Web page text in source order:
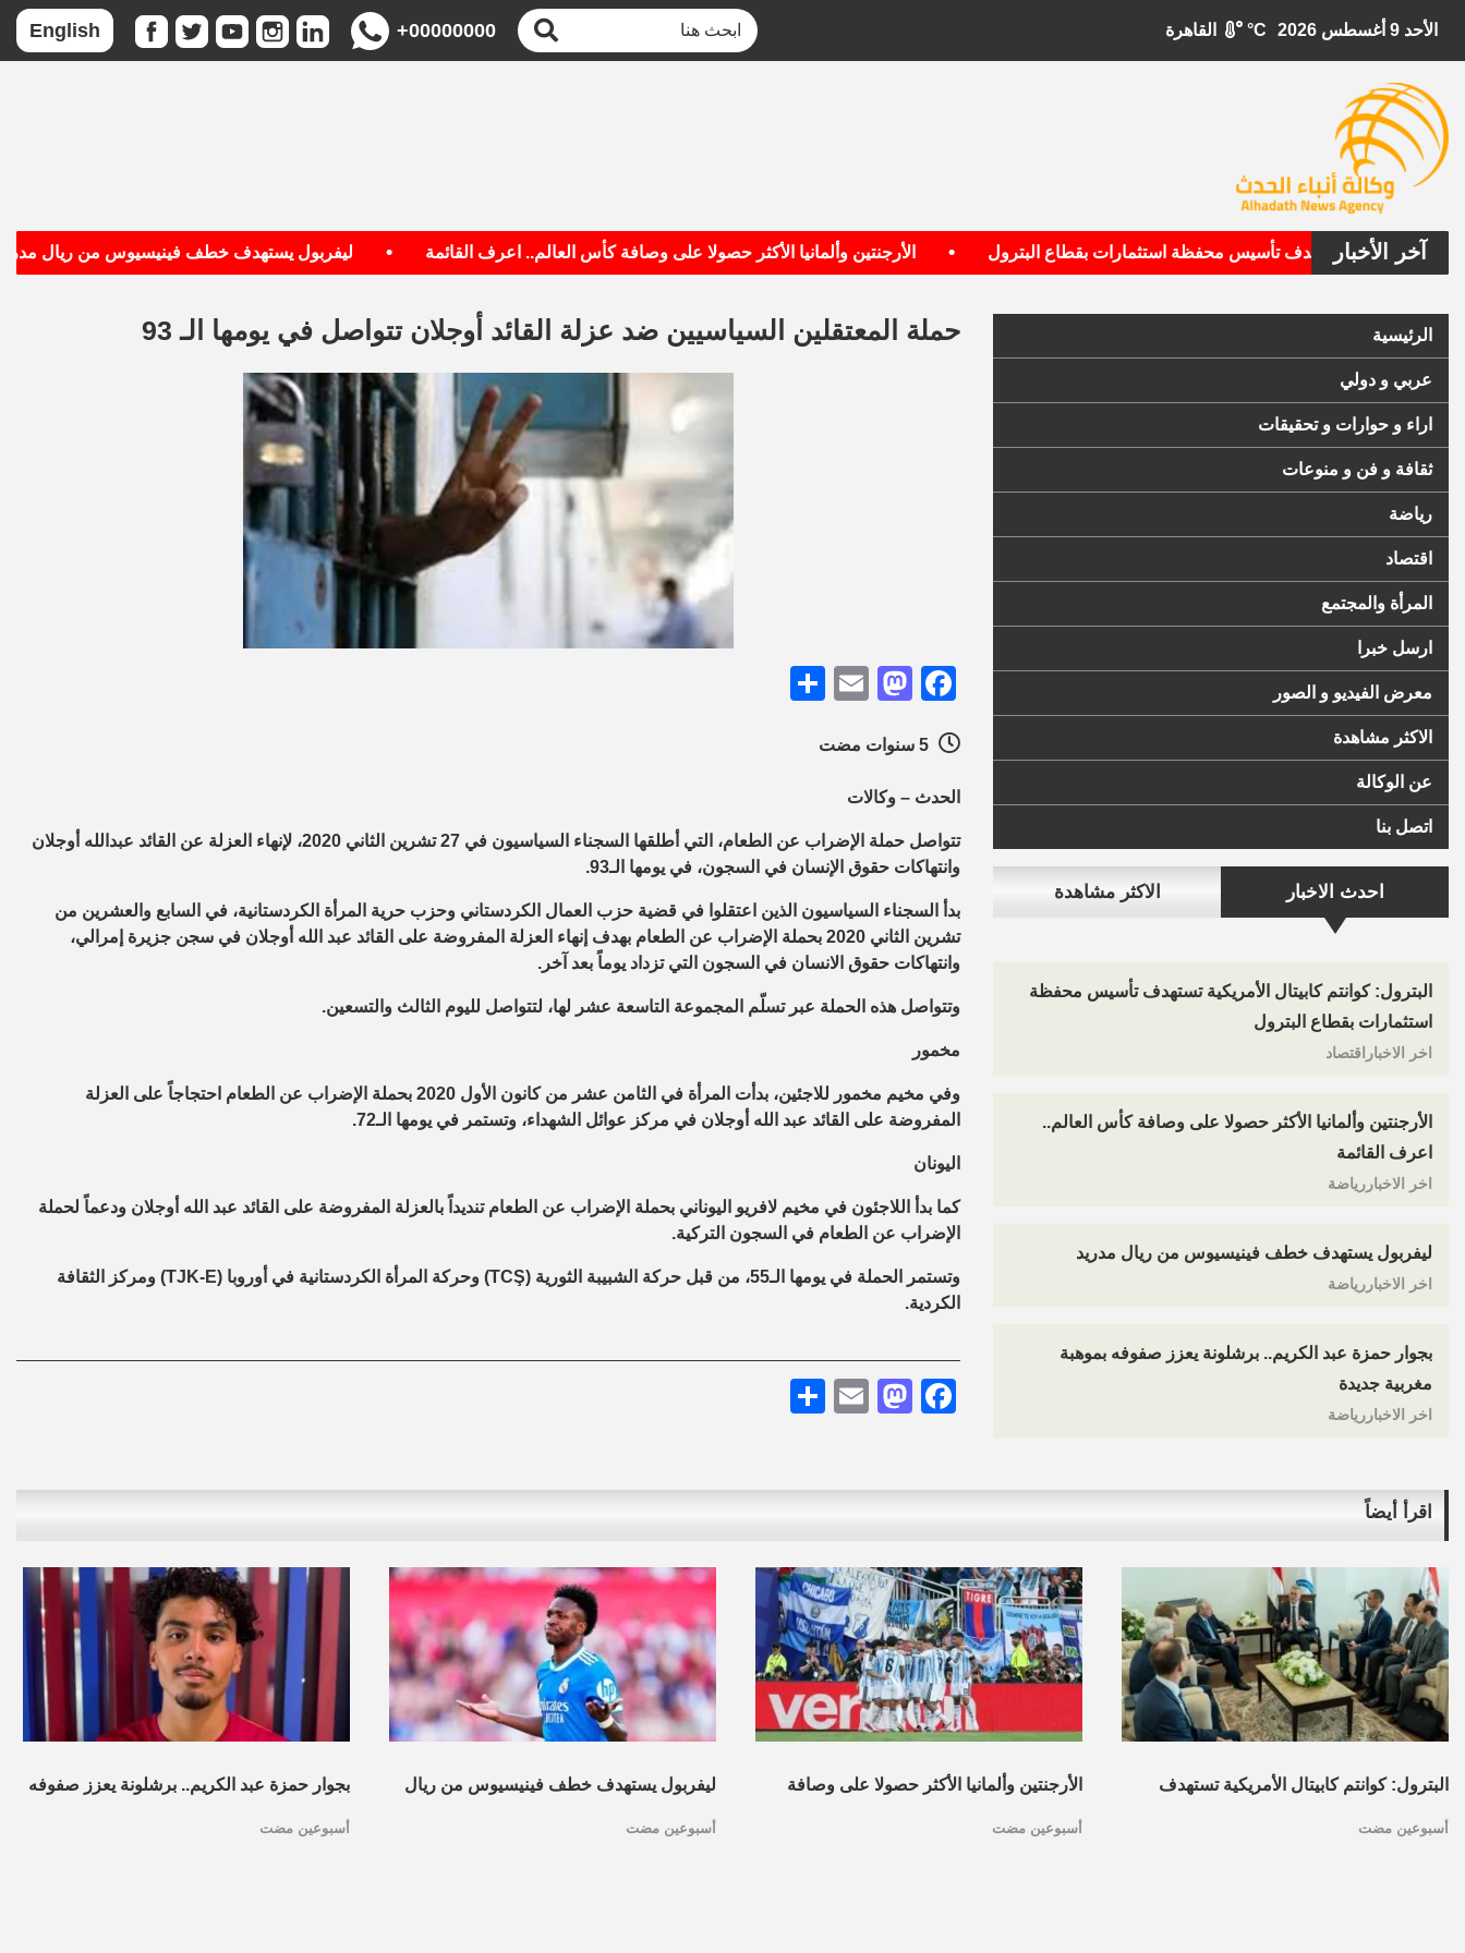
الأحد 9 أغسطس 2026 °C
+00000000
English
آخر الأخبار
الأمريكية تستهدف تأسيس محفظة استثمارات بقطاع البترول الأرجنتين وألمانيا الأكثر حصولا على وصافة كأس العالم.. اعرف القائمة ليفربول يستهدف خطف فينيسيوس من ريال مدريد
الرئيسية
عربي و دولي
اراء و حوارات و تحقيقات
ثقافة و فن و منوعات
رياضة
اقتصاد
المرأة والمجتمع
ارسل خبرا
معرض الفيديو و الصور
الاكثر مشاهدة
عن الوكالة
اتصل بنا
احدث الاخبار الاكثر مشاهدة
البترول: كوانتم كابيتال الأمريكية تستهدف تأسيس محفظة
استثمارات بقطاع البترول
اخر الاخباراقتصاد
الأرجنتين وألمانيا الأكثر حصولا على وصافة كأس العالم..
اعرف القائمة
اخر الاخباررياضة
ليفربول يستهدف خطف فينيسيوس من ريال مدريد
اخر الاخباررياضة
بجوار حمزة عبد الكريم.. برشلونة يعزز صفوفه بموهبة
مغربية جديدة
اخر الاخباررياضة
حملة المعتقلين السياسيين ضد عزلة القائد أوجلان تتواصل في يومها الـ 93
Facebook
Mastodon
Email
الحدث – وكالات
تتواصل حملة الإضراب عن الطعام، التي أطلقها السجناء السياسيون في 27 تشرين الثاني 2020، لإنهاء العزلة عن القائد عبدالله أوجلان
وانتهاكات حقوق الإنسان في السجون، في يومها الـ93.
بدأ السجناء السياسيون الذين اعتقلوا في قضية حزب العمال الكردستاني وحزب حرية المرأة الكردستانية، في السابع والعشرين من
تشرين الثاني 2020 بحملة الإضراب عن الطعام بهدف إنهاء العزلة المفروضة على القائد عبد الله أوجلان في سجن جزيرة إمرالي،
وانتهاكات حقوق الانسان في السجون التي تزداد يوماً بعد آخر.
وتتواصل هذه الحملة عبر تسلّم المجموعة التاسعة عشر لها، لتتواصل لليوم الثالث والتسعين.
مخمور
وفي مخيم مخمور للاجئين، بدأت المرأة في الثامن عشر من كانون الأول 2020 بحملة الإضراب عن الطعام احتجاجاً على العزلة
المفروضة على القائد عبد الله أوجلان في مركز عوائل الشهداء، وتستمر في يومها الـ72.
اليونان
كما بدأ اللاجئون في مخيم لافريو اليوناني بحملة الإضراب عن الطعام تنديداً بالعزلة المفروضة على القائد عبد الله أوجلان ودعماً لحملة
الإضراب عن الطعام في السجون التركية.
وتستمر الحملة في يومها الـ55، من قبل حركة الشبيبة الثورية ‎(TCŞ)‎ وحركة المرأة الكردستانية في أوروبا (TJK-E) ومركز الثقافة
الكردية.
Facebook
Mastodon
Email
اقرأ أيضاً
البترول: كوانتم كابيتال الأمريكية تستهدف
أسبوعين مضت
الأرجنتين وألمانيا الأكثر حصولا على وصافة
أسبوعين مضت
ليفربول يستهدف خطف فينيسيوس من ريال
أسبوعين مضت
بجوار حمزة عبد الكريم.. برشلونة يعزز صفوفه
أسبوعين مضت